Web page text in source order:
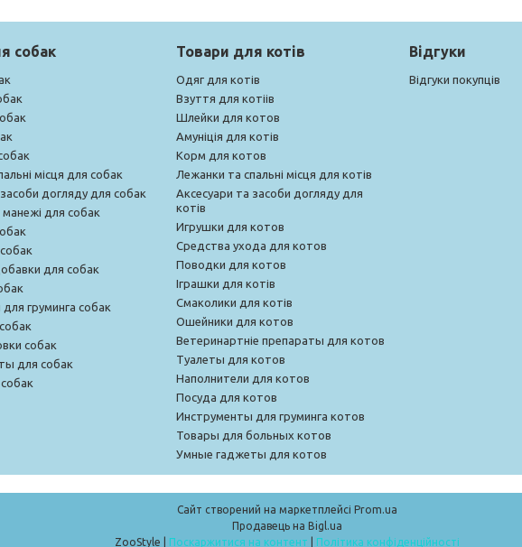
собак
місця для собак
догляду для собак
для собак
для собак
груминга собак
собак
для собак
Товари для котів
Одяг для котів
Взуття для котіів
Шлейки для котов
Амуніція для котів
Корм для котов
Лежанки та спальні місця для котів
Аксесуари та засоби догляду для
котів
Игрушки для котов
Средства ухода для котов
Поводки для котов
Іграшки для котів
Смаколики для котів
Ошейники для котов
Ветеринартніе препараты для котов
Туалеты для котов
Наполнители для котов
Посуда для котов
Инструменты для груминга котов
Товары для больных котов
Умные гаджеты для котов
Відгуки
Відгуки покупців
Сайт створений на маркетплейсі Prom.ua
Продавець на Bigl.ua
Поскаржитися на контент Політика конфіденційності